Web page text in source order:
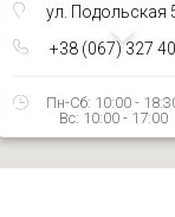
ул. Подольская
+38 (067) 327
Пн-Сб: 10:00 -
Вс: 10:00 - 17:00